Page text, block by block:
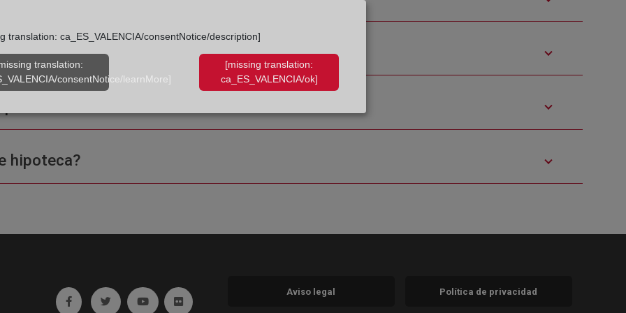
hipoteca?
Ir a facebook (abre en ventana nueva)
Ir a twitter (abre en ventana nueva)
Ir a YouTube (abre en ventana nueva)
Ir a Flickr (abre en ventana nueva)
Aviso legal Política de privacidad
translation: ca_ES_VALENCIA/consentNotice/description]
translation:
consentNotice/learnMore]
[missing translation:
ca_ES_VALENCIA/ok]